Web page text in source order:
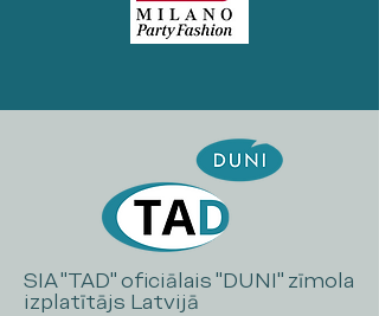
SIA "TAD" oficiālais "DUNI" zīmola
izplatītājs Latvijā